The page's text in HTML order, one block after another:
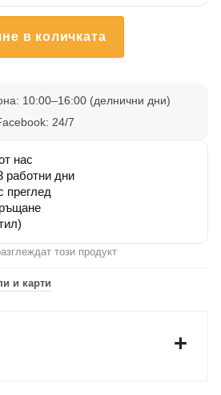
в количката
10:00–16:00 (делнични дни)
24/7
нас
работни дни
преглед
този продукт
и карти